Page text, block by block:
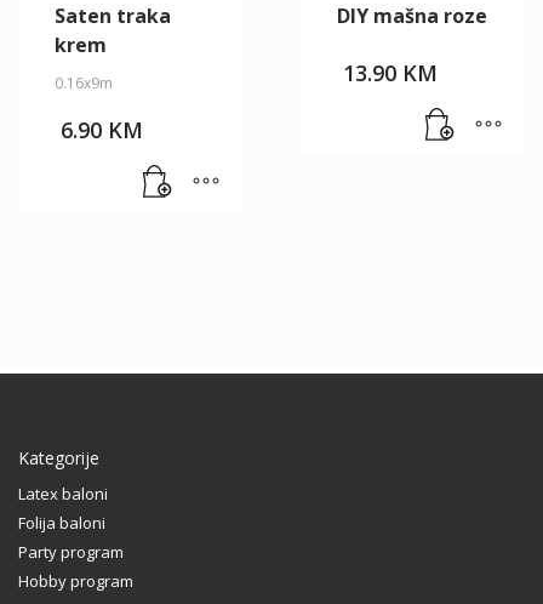
Saten traka
krem
0.16x9m
6.90 KM
DIY mašna roze
13.90 KM
Kategorije
Latex baloni
Folija baloni
Party program
Hobby program